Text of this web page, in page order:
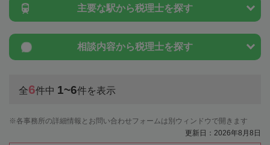
主要な駅から税理士を探す
相談内容から税理士を探す
全6件中 1~6件を表示
各事務所の詳細情報とお問い合わせフォームは別ウィンドウで開きます
更新日：2026年8月8日